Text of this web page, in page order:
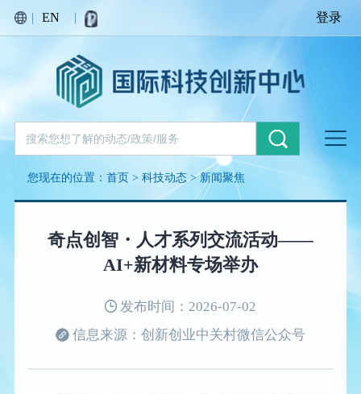
| EN | 登录
您现在的位置：首页 >科技动态>新闻聚焦
奇点创智・人才系列交流活动——
AI+新材料专场举办
发布时间：2026-07-02
信息来源：创新创业中关村微信公众号